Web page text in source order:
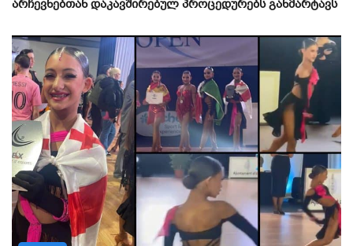
არჩევნებთან დაკავშირებულ პროცედურებს განმარტავს